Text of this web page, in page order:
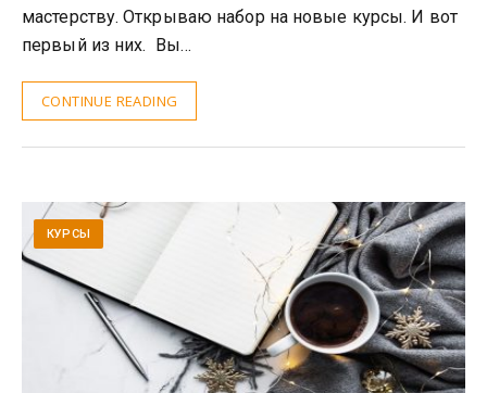
мастерству. Открываю набор на новые курсы. И вот
первый из них. Вы…
CONTINUE READING
КУРСЫ